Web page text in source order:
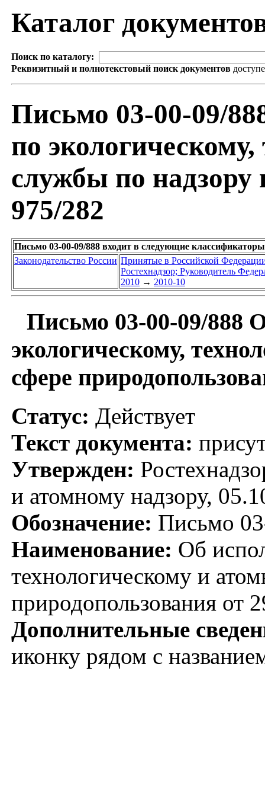
Каталог
Поиск по каталогу:
Реквизитный и полнотекстовый поиск документов
Письмо 03-00-09/
по
службы по надзору
975/282
Письмо 03-00-09/888 входит в следующие
Законодательство России Принятые в Российской
Ростехнадзор; Руководитель
2010 → 2010-10
Письмо 03-00-09/888
экологическому,
сфере
Статус: Действует
Текст документа:
Утвержден:
и атомному надзору,
Обозначение: Письмо
Наименование: Об
технологическому и
природопользования от
Дополнительные
иконку рядом с